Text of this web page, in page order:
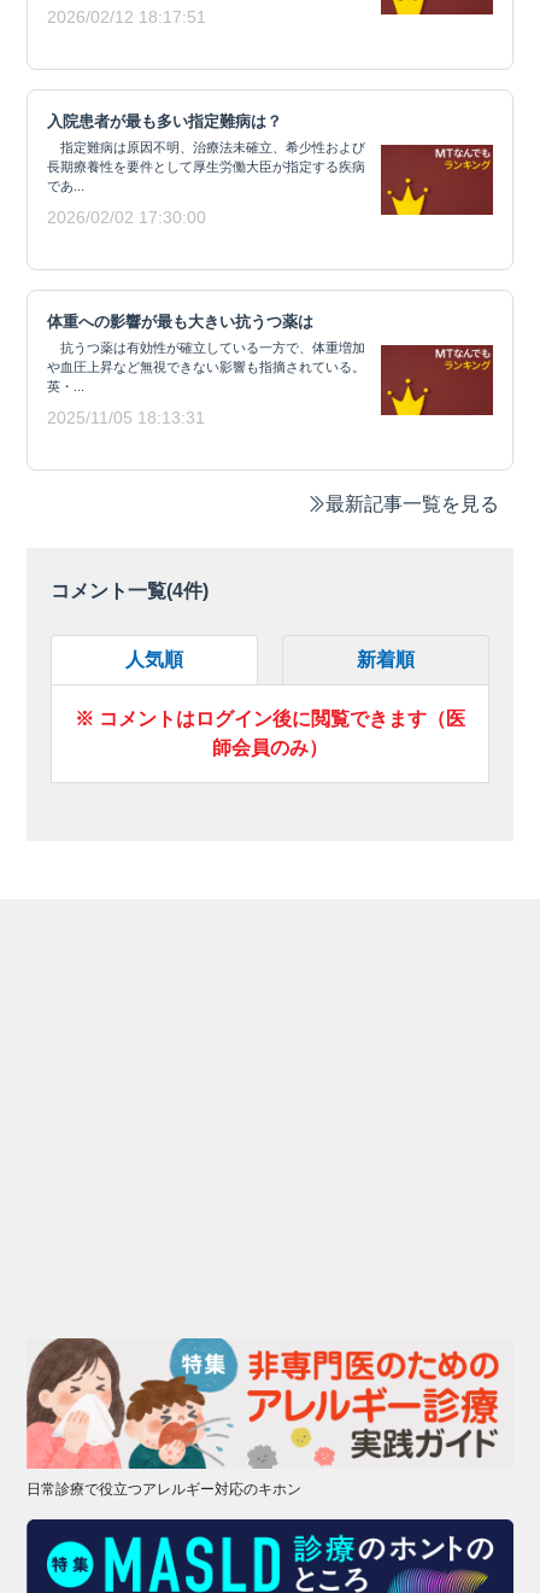
2026/02/12 18:17:51
入院患者が最も多い指定難病は？
指定難病は原因不明、治療法未確立、希少性および
長期療養性を要件として厚生労働大臣が指定する疾病
であ...
2026/02/02 17:30:00
体重への影響が最も大きい抗うつ薬は
抗うつ薬は有効性が確立している一方で、体重増加
や血圧上昇など無視できない影響も指摘されている。
英・...
2025/11/05 18:13:31
最新記事一覧を見る
コメント一覧(4件)
人気順 新着順
※ コメントはログイン後に閲覧できます（医
師会員のみ）
日常診療で役立つアレルギー対応のキホン